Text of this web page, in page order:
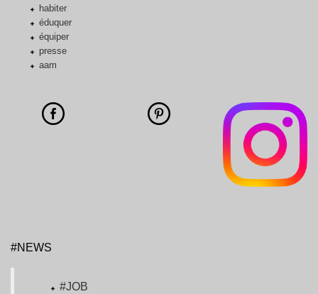
habiter
éduquer
équiper
presse
aam
#NEWS
#JOB